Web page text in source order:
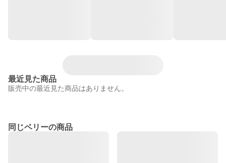
最近見た商品
販売中の最近見た商品はありません。
同じベリーの商品